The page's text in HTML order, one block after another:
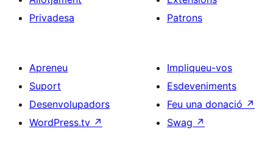
Privadesa
Patrons
Apreneu
Suport
Desenvolupadors
WordPress.tv ↗
Impliqueu-vos
Esdeveniments
Feu una donació ↗
Swag ↗